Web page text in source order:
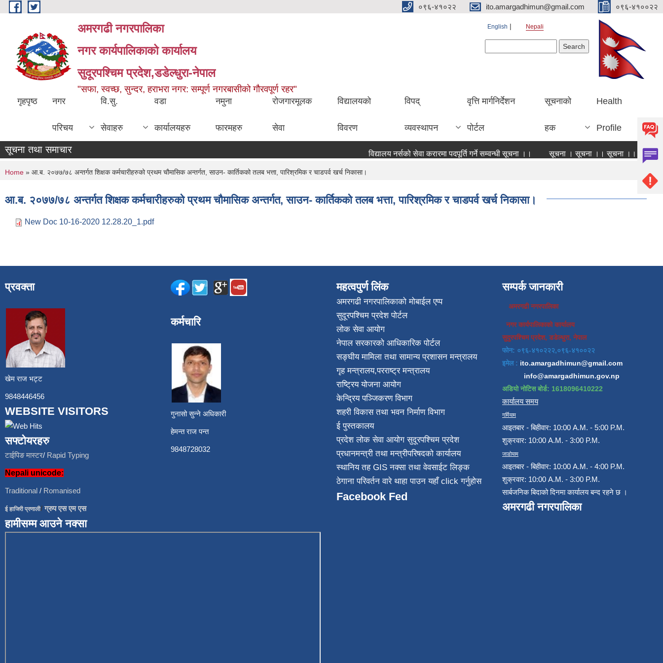
Skip to main content ०९६-४१०२२ ito.amargadhimun@gmail.com ०९६-४१००२२
अमरगढी नगरपालिका
नगर कार्यपालिकाको कार्यालय
सुदूरपश्चिम प्रदेश,डडेल्धुरा-नेपाल
"सफा, स्वच्छ, सुन्दर, हराभरा नगर: सम्पूर्ण नगरबासीको गौरवपूर्ण रहर"
English Nepali
गृहपृष्ठ नगर
परिचय
वि.सु.
सेवाहरु
वडा
कार्यालयहरु
नमुना
फारमहरु
रोजगारमूलक
सेवा
विद्यालयको
विवरण
विपद्
व्यवस्थापन
वृत्ति मार्गनिर्देशन
पोर्टल
सूचनाको
हक
Health
Profile
सूचना तथा समाचार विद्यालय नर्सको सेवा करारमा पदपूर्ति गर्ने सम्वन्धी सूचना ।। सूचना । सूचना ।। सूचना ।।।
You are here
Home » आ.ब. २०७७/७८ अन्तर्गत शिक्षक कर्मचारीहरुको प्रथम चौमासिक अन्तर्गत, साउन- कार्तिकको तलब भत्ता, पारिश्रमिक र चाडपर्व खर्च निकासा।
आ.ब. २०७७/७८ अन्तर्गत शिक्षक कर्मचारीहरुको प्रथम चौमासिक अन्तर्गत, साउन- कार्तिकको तलब भत्ता, पारिश्रमिक र चाडपर्व खर्च निकासा।
New Doc 10-16-2020 12.28.20_1.pdf
प्रवक्ता
खेम राज भट्ट
9848446456
WEBSITE VISITORS
सफ्टोयरहरु
टाईपिङ मास्टर/ Rapid Typing
Nepali unicode:
Traditional / Romanised
ई हाजिरी प्रणाली/ग्रुप एस एम एस
हामीसम्म आउने नक्सा
कर्मचारि
गुनासो सुन्ने अधिकारी
हेमन्त राज पन्त
9848728032
महत्वपुर्ण लिंक
अमरगढी नगरपालिकाको मोबाईल एप्प
सुदूरपश्चिम प्रदेश पोर्टल
लोक सेवा आयोग
नेपाल सरकारको आधिकारिक पोर्टल
सङ्घीय मामिला तथा सामान्य प्रशासन मन्त्रालय
गृह मन्त्रालय,परराष्ट्र मन्त्रालय
राष्ट्रिय योजना आयोग
केन्द्रिय पञ्जिकरण विभाग
शहरी विकास तथा भवन निर्माण विभाग
ई पुस्तकालय
प्रदेश लोक सेवा आयोग सुदूरपश्चिम प्रदेश
प्रधानमन्त्री तथा मन्त्रीपरिषदको कार्यालय
स्थानिय तह GIS नक्सा तथा वेवसाईट लिङ्क
ठेगाना परिवर्तन वारे थाहा पाउन यहाँ click गर्नुहोस
Facebook Fed
सम्पर्क जानकारी
अमरगढी नगरपालिका
नगर कार्यपालिकाको कार्यालय
सुदुरपश्चिम प्रदेश, डडेल्धुरा, नेपाल
फोन: ०९६-४१०२२२,०९६-४१००२२
इमेल : ito.amargadhimun@gmail.com
info@amargadhimun.gov.np
अडियो नोटिस बोर्ड: 1618096410222
कार्यालय समय
गर्मियाम
आइतबार - बिहीवार: 10:00 A.M. - 5:00 P.M.
शुक्रवार: 10:00 A.M. - 3:00 P.M.
जाडोयाम
आइतबार - बिहीवार: 10:00 A.M. - 4:00 P.M.
शुक्रवार: 10:00 A.M. - 3:00 P.M.
सार्बजनिक बिदाको दिनमा कार्यालय बन्द रहने छ ।
अमरगढी नगरपालिका